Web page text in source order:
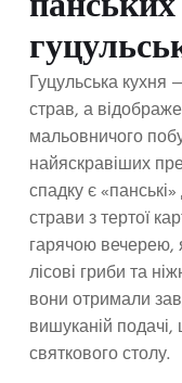
Гуцульська кухня
страв, а
мальовничого
найяскравіших
спадку є
страви з тертої
гарячою вечерею,
лісові гриби та
вони отримали
вишуканій
святкового столу.